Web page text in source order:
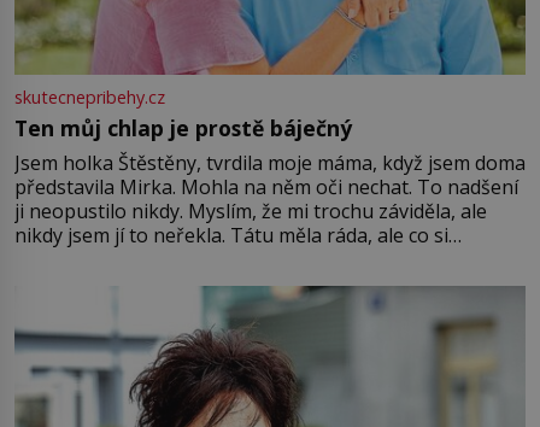
skutecnepribehy.cz
Ten můj chlap je prostě báječný
Jsem holka Štěstěny, tvrdila moje máma, když jsem doma
představila Mirka. Mohla na něm oči nechat. To nadšení
ji neopustilo nikdy. Myslím, že mi trochu záviděla, ale
nikdy jsem jí to neřekla. Tátu měla ráda, ale co si
Jsme spolu moc rádi Tehdy byla jiná doba, když